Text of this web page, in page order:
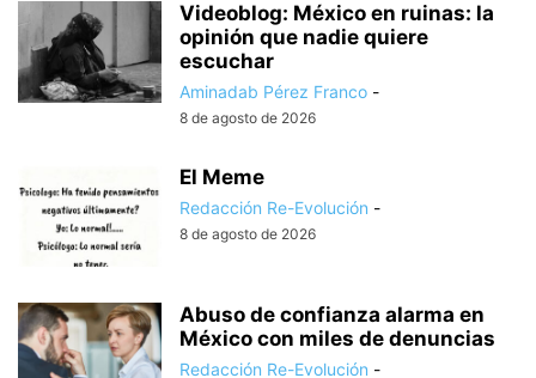
Videoblog: México en ruinas: la
opinión que nadie quiere
escuchar
Aminadab Pérez Franco -
8 de agosto de 2026
El Meme
Redacción Re-Evolución -
8 de agosto de 2026
Abuso de confianza alarma en
México con miles de denuncias
Redacción Re-Evolución -